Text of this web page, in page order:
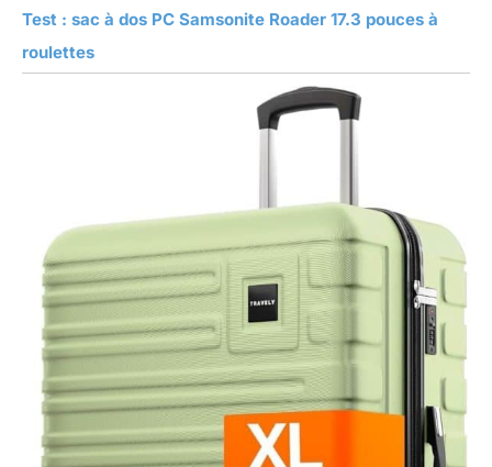
Test : sac à dos PC Samsonite Roader 17.3 pouces à
roulettes